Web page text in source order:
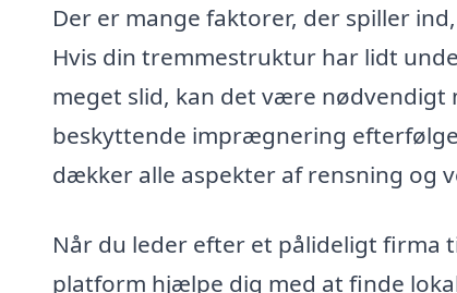
Der er mange faktorer, der spiller
Hvis din tremmestruktur har lidt
meget slid, kan det være
beskyttende imprægnering
dækker alle aspekter af rensning og
Når du leder efter et pålideligt firma
platform hjælpe dig med at finde